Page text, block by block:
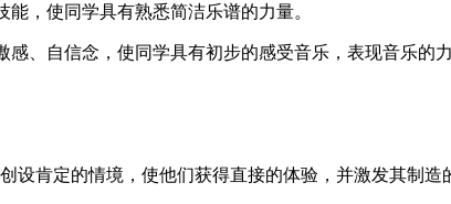
，使同学具有熟悉简洁乐谱的力量。
、自信念，使同学具有初步的感受音乐，表现音乐的
肯定的情境，使他们获得直接的体验，并激发其制造